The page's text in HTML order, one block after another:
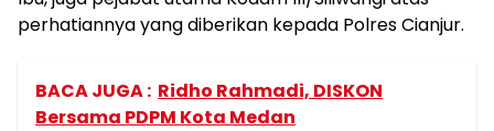
perhatiannya yang diberikan kepada Polres Cianjur.
BACA JUGA : Ridho Rahmadi, DISKON
Bersama PDPM Kota Medan